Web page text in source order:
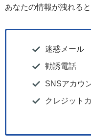
あなたの情報が洩れると
迷惑メール
勧誘電話
SNSアカウ
クレジット